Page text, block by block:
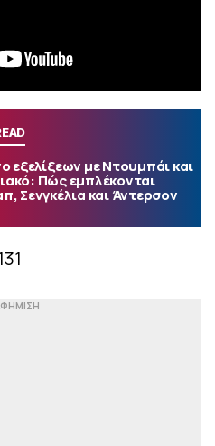
εξελίξεων με Ντουμπάι και
Πώς εμπλέκονται
Σενγκέλια και Άντερσον